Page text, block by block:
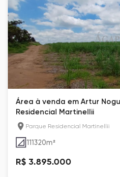
Área à venda em Artur
Residencial Martinellii
Parque Residencial Martinellii
111320m²
R$ 3.895.000